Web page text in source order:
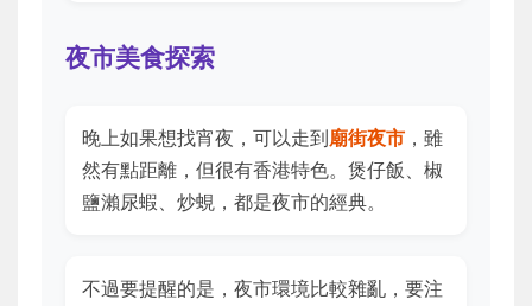
夜市美食探索
晚上如果想找宵夜，可以走到廟街夜市 ，雖
然有點距離，但很有香港特色。煲仔飯、椒
鹽瀨尿蝦、炒蜆，都是夜市的經典。
不過要提醒的是，夜市環境比較雜亂，要注